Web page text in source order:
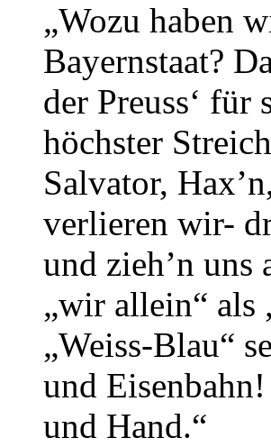
„Wozu haben
Bayernstaat?
der Preuss‘ für
höchster
Salvator,
verlieren wir-
und zieh’n
„wir allein“ als
„Weiss-Blau“
und
und Hand.“